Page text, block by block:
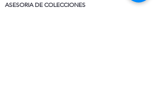
ASESORIA DE COLECCIONES